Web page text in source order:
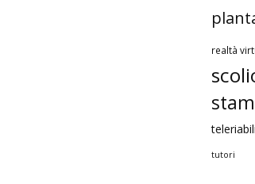
realtà
tutori